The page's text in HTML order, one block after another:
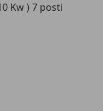
Kw ) 7 posti